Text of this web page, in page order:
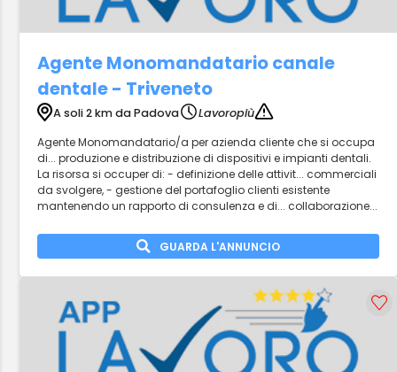
Agente Monomandatario canale
dentale - Triveneto
A soli 2 km da Padova
Lavoropiù
Agente Monomandatario/a per azienda cliente che si occupa
di... produzione e distribuzione di dispositivi e impianti dentali.
La risorsa si occuper di: - definizione delle attivit... commerciali
da svolgere, - gestione del portafoglio clienti esistente
mantenendo un rapporto di consulenza e di... collaborazione...
GUARDA L'ANNUNCIO